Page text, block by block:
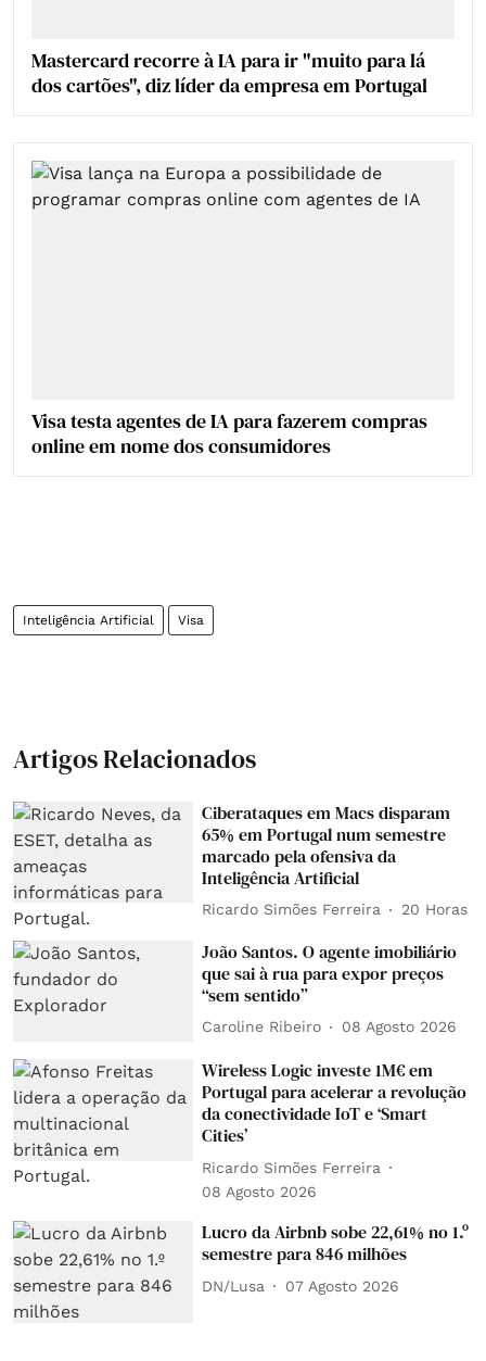
Mastercard recorre à IA para ir "muito para lá
dos cartões", diz líder da empresa em Portugal
Visa testa agentes de IA para fazerem compras
online em nome dos consumidores
Inteligência Artificial Visa
Artigos Relacionados
Ciberataques em Macs disparam
65% em Portugal num semestre
marcado pela ofensiva da
Inteligência Artificial
Ricardo Simões Ferreira 20 Horas
João Santos. O agente imobiliário
que sai à rua para expor preços
“sem sentido”
Caroline Ribeiro 08 Agosto 2026
Wireless Logic investe 1M€ em
Portugal para acelerar a revolução
da conectividade IoT e ‘Smart
Cities’
Ricardo Simões Ferreira
08 Agosto 2026
Lucro da Airbnb sobe 22,61% no 1.º
semestre para 846 milhões
DN/Lusa 07 Agosto 2026